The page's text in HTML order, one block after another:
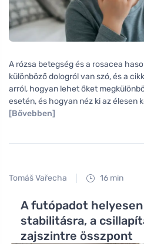
A rózsa betegség és a rosacea
különböző dologról van szó, és a
arról, hogyan lehet őket
esetén, és hogyan néz ki az élesen
[Bővebben]
Tomáš Vařecha 16 min
A futópadot
stabilitásra, a
zajszintre összpont